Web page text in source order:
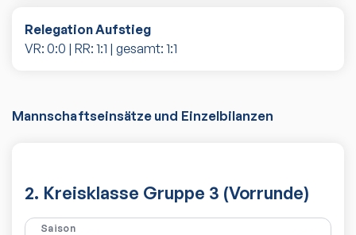
Relegation Aufstieg
VR: 0:0 | RR: 1:1 | gesamt: 1:1
Mannschaftseinsätze und Einzelbilanzen
2. Kreisklasse Gruppe 3 (Vorrunde)
Saison